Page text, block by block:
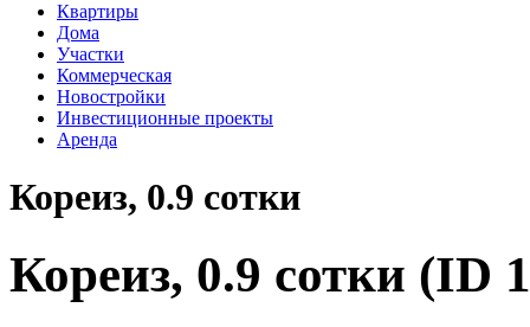
Квартиры
Дома
Участки
Коммерческая
Новостройки
Инвестиционные проекты
Аренда
Кореиз, 0.9 сотки
Кореиз, 0.9 сотки (ID